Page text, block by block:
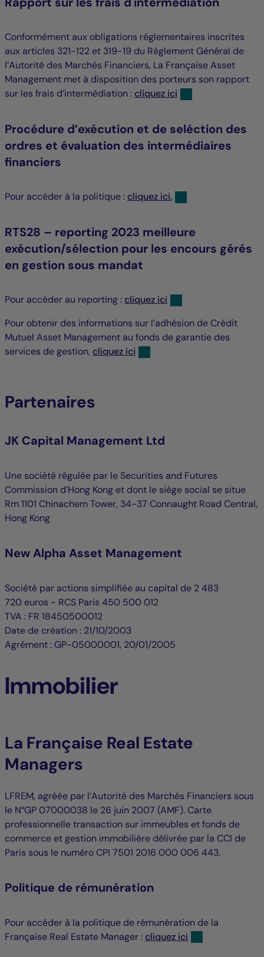
Conformément aux obligations réglementaires inscrites
aux articles 321-122 et 319-19 du Règlement Général de
l’Autorité des Marchés Financiers, La Française Asset
Management met à disposition des porteurs son rapport
sur les frais d’intermédiation : cliquez ici
Procédure d’exécution et de seléction des
ordres et évaluation des intermédiaires
financiers
Pour accéder à la politique : cliquez ici.
RTS28 – reporting 2023 meilleure
exécution/sélection pour les encours gérés
en gestion sous mandat
Pour accéder au reporting : cliquez ici
Pour obtenir des informations sur l’adhésion de Crédit
Mutuel Asset Management au fonds de garantie des
services de gestion, cliquez ici
Partenaires
JK Capital Management Ltd
Une société régulée par le Securities and Futures
Commission d’Hong Kong et dont le siège social se situe
Rm 1101 Chinachem Tower, 34-37 Connaught Road Central,
Hong Kong
New Alpha Asset Management
Société par actions simplifiée au capital de 2 483
720 euros - RCS Paris 450 500 012
TVA : FR 18450500012
Date de création : 21/10/2003
Agrément : GP-05000001, 20/01/2005
Immobilier
La Française Real Estate
Managers
LFREM, agréée par l’Autorité des Marchés Financiers sous
le N°GP 07000038 le 26 juin 2007 (AMF). Carte
professionnelle transaction sur immeubles et fonds de
commerce et gestion immobilière délivrée par la CCI de
Paris sous le numéro CPI 7501 2016 000 006 443.
Politique de rémunération
Pour accéder à la politique de rémunération de la
Française Real Estate Manager : cliquez ici